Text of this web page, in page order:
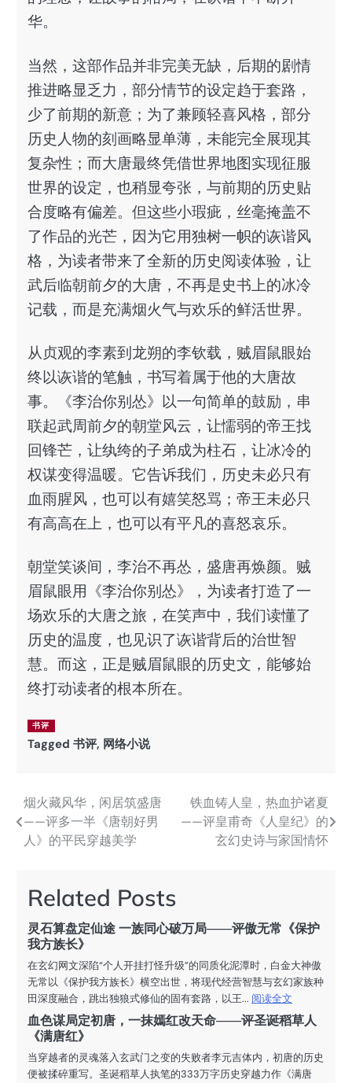
华。
当然，这部作品并非完美无缺，后期的剧情
推进略显乏力，部分情节的设定趋于套路，
少了前期的新意；为了兼顾轻喜风格，部分
历史人物的刻画略显单薄，未能完全展现其
复杂性；而大唐最终凭借世界地图实现征服
世界的设定，也稍显夸张，与前期的历史贴
合度略有偏差。但这些小瑕疵，丝毫掩盖不
了作品的光芒，因为它用独树一帜的诙谐风
格，为读者带来了全新的历史阅读体验，让
武后临朝前夕的大唐，不再是史书上的冰冷
记载，而是充满烟火气与欢乐的鲜活世界。
从贞观的李素到龙朔的李钦载，贼眉鼠眼始
终以诙谐的笔触，书写着属于他的大唐故
事。《李治你别怂》以一句简单的鼓励，串
联起武周前夕的朝堂风云，让懦弱的帝王找
回锋芒，让纨绔的子弟成为柱石，让冰冷的
权谋变得温暖。它告诉我们，历史未必只有
血雨腥风，也可以有嬉笑怒骂；帝王未必只
有高高在上，也可以有平凡的喜怒哀乐。
朝堂笑谈间，李治不再怂，盛唐再焕颜。贼
眉鼠眼用《李治你别怂》，为读者打造了一
场欢乐的大唐之旅，在笑声中，我们读懂了
历史的温度，也见识了诙谐背后的治世智
慧。而这，正是贼眉鼠眼的历史文，能够始
终打动读者的根本所在。
书评
Tagged 书评, 网络小说
文
章
航
烟火藏风华，闲居筑盛唐
——评多一半《唐朝好男
人》的平民穿越美学
铁血铸人皇，热血护诸夏
——评皇甫奇《人皇纪》的
玄幻史诗与家国情怀
Related Posts
灵石算盘定仙途 一族同心破万局——评傲无常《保护
我方族长》
在玄幻网文深陷“个人开挂打怪升级”的同质化泥潭时，白金大神傲
无常以《保护我方族长》横空出世，将现代经营智慧与玄幻家族种
田深度融合，跳出独狼式修仙的固有套路，以王... 阅读全文
血色谋局定初唐，一抹嫣红改天命——评圣诞稻草人
《满唐红》
当穿越者的灵魂落入玄武门之变的失败者李元吉体内，初唐的历史
便被揉碎重写。圣诞稻草人执笔的333万字历史穿越力作《满唐